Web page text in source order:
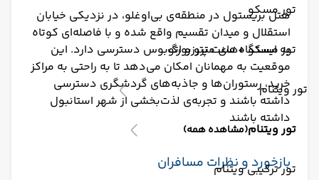
تور مسکو
تور مسکو + سنت پترزبورگ
تور ویتنام
تور ویتنام(مشاهده همه)
تور ترکیبی ویتنام
هتل بریستول در منطقه‌ی بی‌اوغلو، در نزدیکی خیابان
استقلال و میدان تقسیم واقع شده و با فاصله‌ای کوتاه
به ایستگاه‌های مترو و اتوبوس دسترسی دارد. این
موقعیت به مهمانان امکان می‌دهد تا به راحتی به مراکز
خرید، رستوران‌ها و جاذبه‌های گردشگری دسترسی
داشته باشند و تجربه‌ی لذت‌بخشی از شهر استانبول
داشته باشند​
بازخورد و نظرات مسافران